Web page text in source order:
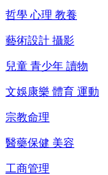
哲學 心理 教養
藝術設計 攝影
兒童 青少年 讀物
文娛康樂 體育 運動
宗教命理
醫藥保健 美容
工商管理